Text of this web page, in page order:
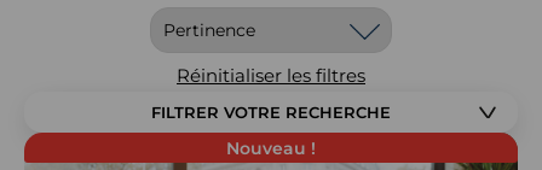
accueillants et confortables en plein air. Parcourez notre
gamme sur notre site et trouvez les tables d'extérieur qui
sublimeront vos espaces.
Réinitialiser les filtres
FILTRER VOTRE RECHERCHE
Nouveau !